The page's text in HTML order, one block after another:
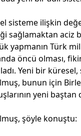
sisteme ilişkin
sağlamaktan aciz
yapmanın Türk
öncü olması,
Yeni bir
bunun için
yeni
şöyle konuştu: